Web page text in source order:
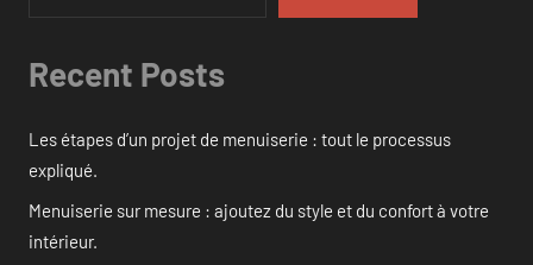
Recent Posts
Les étapes d’un projet de menuiserie : tout le processus
expliqué.
Menuiserie sur mesure : ajoutez du style et du confort à votre
intérieur.